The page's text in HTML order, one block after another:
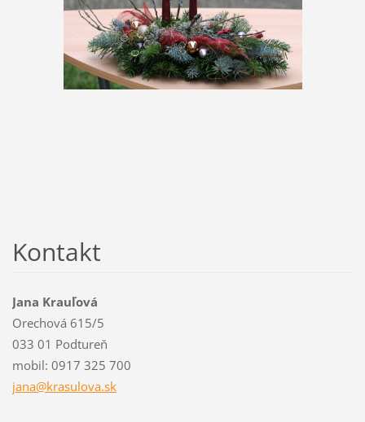
Kontakt
Jana Krauľová
Orechová 615/5
033 01 Podtureň
mobil: 0917 325 700
jana@krasulova.sk